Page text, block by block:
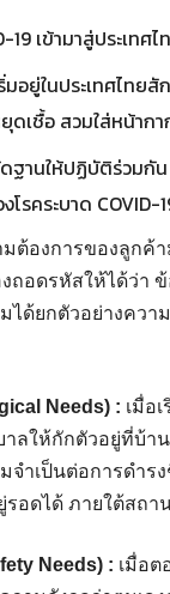
19 เข้ามาสู่ประเ
มอยู่ในประเทศไท
เชื้อ สวมใส่หน้าก
ดฐานให้ปฏิบัติร่วม
รคระบาด COVID-
ต้องการของลูกค้
ถอดรหัสให้ได้ว่
ด้ยกตัวอย่างควา
Needs) : เมื่อ
ลให้กักตัวอยู่ที่บ้
ำเป็นต่อการดำร
อดได้ ภายใต้สถา
Needs) : เมื่อต